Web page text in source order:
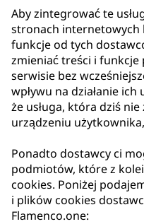
Aby zintegrować te
stronach internetowych
funkcje od tych
zmieniać treści i
serwisie bez
wpływu na działanie
że usługa, która dziś
urządzeniu
Ponadto dostawcy ci
podmiotów, które z
cookies. Poniżej
i plików cookies
Flamenco.one: